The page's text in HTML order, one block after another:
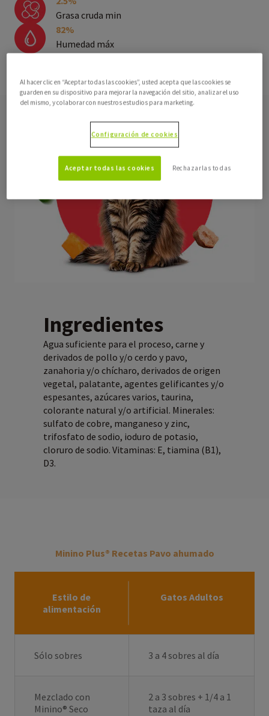
Grasa cruda min
82%
Humedad máx
Fibra cruda máx
Ingredientes
Agua suficiente para el proceso, carne y
derivados de pollo y/o cerdo y pavo,
zanahoria y/o chícharo, derivados de origen
vegetal, palatante, agentes gelificantes y/o
espesantes, azúcares varios, taurina,
colorante natural y/o artificial. Minerales:
sulfato de cobre, manganeso y zinc,
trifosfato de sodio, ioduro de potasio,
cloruro de sodio. Vitaminas: E, tiamina (B1),
D3.
Minino Plus® Recetas Pavo ahumado
Estilo de
alimentación
Gatos Adultos
Sólo sobres 3 a 4 sobres al día
Mezclado con
Minino® Seco
2 a 3 sobres + 1/4 a 1
taza al día
Al hacer clic en “Aceptar todas las cookies”, usted acepta que las cookies se
guarden en su dispositivo para mejorar la navegación del sitio, analizar el uso
del mismo, y colaborar con nuestros estudios para marketing.
Configuración de cookies
Rechazarlas todas
Aceptar todas las cookies